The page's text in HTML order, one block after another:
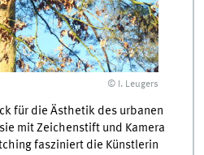
© I. Leugers
für die Ästhetik des urbanen
mit Zeichenstift und Kamera
fasziniert die Künstlerin